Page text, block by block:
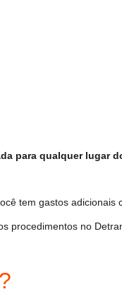
para qualquer lugar
tem gastos adicionais
procedimentos no